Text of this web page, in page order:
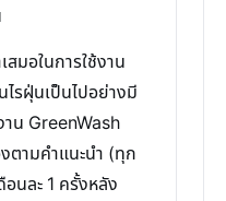
มอในการใช้งาน
ไรฝุ่นเป็นไปอย่างมี
น GreenWash
ตามคำแนะนำ (ทุก
นละ 1 ครั้งหลัง